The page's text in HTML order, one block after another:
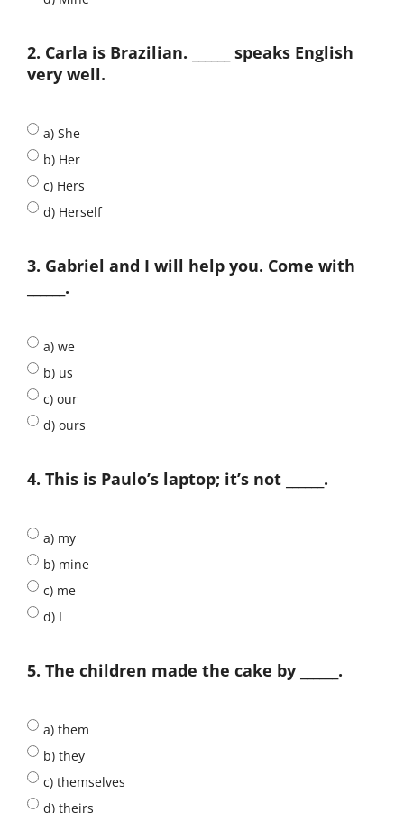
2. Carla is Brazilian. ______ speaks English
very well.
a) She
b) Her
c) Hers
d) Herself
3. Gabriel and I will help you. Come with
______.
a) we
b) us
c) our
d) ours
4. This is Paulo’s laptop; it’s not ______.
a) my
b) mine
c) me
d) I
5. The children made the cake by ______.
a) them
b) they
c) themselves
d) theirs